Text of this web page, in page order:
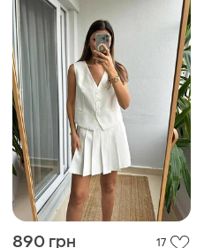
890 грн 17